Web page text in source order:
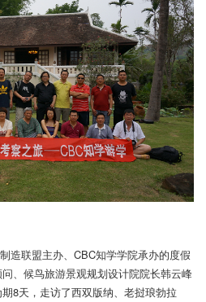
造联盟主办、CBC知学学院承办的度假
、候鸟旅游景观规划设计院院长韩云峰
8天，走访了西双版纳、老挝琅勃拉